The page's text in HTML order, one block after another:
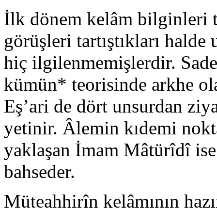
İlk dönem kelâm
görüşleri tartış­tıkları
hiç ilgilenmemişlerdir.
kümün* teorisinde arkhe
Eş’ari de dört unsurdan
ye­tinir. Âlemin kıdemi
yaklaşan İmam Mâtürîdî
bah­seder.
Müteahhirîn kelâmının